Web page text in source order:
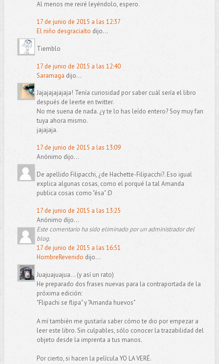
Al menos me reiré leyéndolo, espero.
17 de junio de 2015 a las 12:37
El niño desgraciaíto dijo...
Tiemblo
17 de junio de 2015 a las 12:40
Saramaga dijo...
Jajajajajajaja! Tenía curiosidad por saber cuál sería el libro
después de leerte en twitter.
No me suena de nada. ¿y te lo has leído entero? Soy muy fan
tuya ahora mismo.
jajajaja.
17 de junio de 2015 a las 13:09
Anónimo dijo...
De apellido Filipacchi, ¿de Hachette-Filipacchi?. Eso igual
explica algunas cosas, como el porqué la tal Amanda
publica cosas como "ésa" :D
17 de junio de 2015 a las 13:25
Anónimo dijo...
Este comentario ha sido eliminado por un administrador del
blog.
17 de junio de 2015 a las 16:51
HombreRevenido dijo...
Juajuajuajua... (y así un rato)
He preparado dos frases nuevas para la contraportada de la
próxima edición:
"Flipachi se flipa" y "Amanda huevos"
A mí también me gustaría saber cómo te dio por empezar a
leer este libro. Sin culpables, sólo conocer la trazabilidad del
objeto desde la imprenta a tus manos.
Por cierto, si hacen la película YO LA VERÉ.